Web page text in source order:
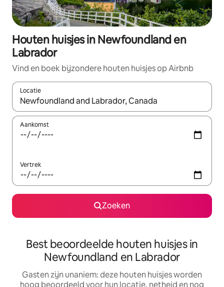
Houten huisjes in Newfoundland en
Labrador
Vind en boek bijzondere houten huisjes op Airbnb
Locatie
Wanneer er resultaten beschikbaar zijn, maak je een keuze
Aankomst
Vertrek
Zoeken
Best beoordeelde houten huisjes in
Newfoundland en Labrador
Gasten zijn unaniem: deze houten huisjes worden
hoog beoordeeld voor hun locatie, netheid en nog